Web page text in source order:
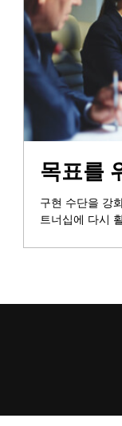
목표를
구현 수단을 강
트너십에 다시